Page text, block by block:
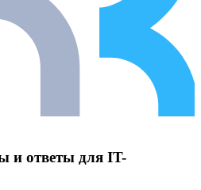
и ответы для IT-